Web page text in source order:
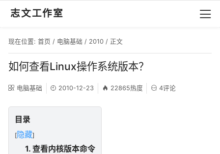
志文工作室
现在位置: 首页 / 电脑基础 / 2010 / 正文
如何查看Linux操作系统版本？
电脑基础 2010-12-23 22865热度 4评论
目录
[隐藏]
1. 查看内核版本命令